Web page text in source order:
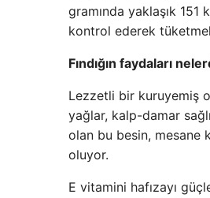
gramında yaklaşık
kontrol ederek
Fındığın faydaları
Lezzetli bir kuruyemiş
yağlar, kalp-damar
olan bu besin, mesane
oluyor.
E vitamini hafızayı